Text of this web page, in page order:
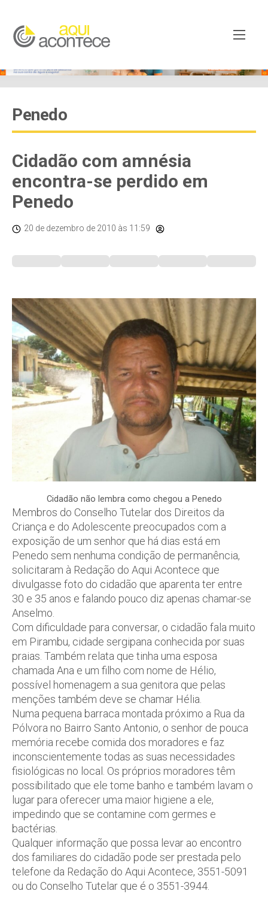
Penedo
Cidadão com amnésia
encontra-se perdido em
Penedo
20 de dezembro de 2010 às 11:59
Cidadão não lembra como chegou a Penedo
Membros do Conselho Tutelar dos Direitos da
Criança e do Adolescente preocupados com a
exposição de um senhor que há dias está em
Penedo sem nenhuma condição de permanência,
solicitaram à Redação do Aqui Acontece que
divulgasse foto do cidadão que aparenta ter entre
30 e 35 anos e falando pouco diz apenas chamar-se
Anselmo.
Com dificuldade para conversar, o cidadão fala muito
em Pirambu, cidade sergipana conhecida por suas
praias. Também relata que tinha uma esposa
chamada Ana e um filho com nome de Hélio,
possível homenagem a sua genitora que pelas
menções também deve se chamar Hélia.
Numa pequena barraca montada próximo a Rua da
Pólvora no Bairro Santo Antonio, o senhor de pouca
memória recebe comida dos moradores e faz
inconscientemente todas as suas necessidades
fisiológicas no local. Os próprios moradores têm
possibilitado que ele tome banho e também lavam o
lugar para oferecer uma maior higiene a ele,
impedindo que se contamine com germes e
bactérias.
Qualquer informação que possa levar ao encontro
dos familiares do cidadão pode ser prestada pelo
telefone da Redação do Aqui Acontece, 3551-5091
ou do Conselho Tutelar que é o 3551-3944.